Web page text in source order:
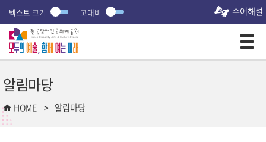
텍스트 크기 고대비 수어해설
알림마당
HOME 알림마당